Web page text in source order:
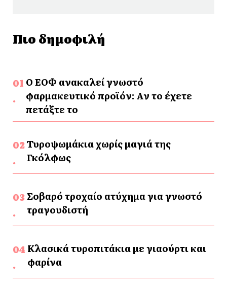
Πιο δημοφιλή
Ο ΕΟΦ ανακαλεί γνωστό
φαρμακευτικό προϊόν: Αν το έχετε
πετάξτε το
Τυροψωμάκια χωρίς μαγιά της
Γκόλφως
Σοβαρό τροχαίο ατύχημα για γνωστό
τραγουδιστή
Κλασικά τυροπιτάκια με γιαούρτι και
φαρίνα